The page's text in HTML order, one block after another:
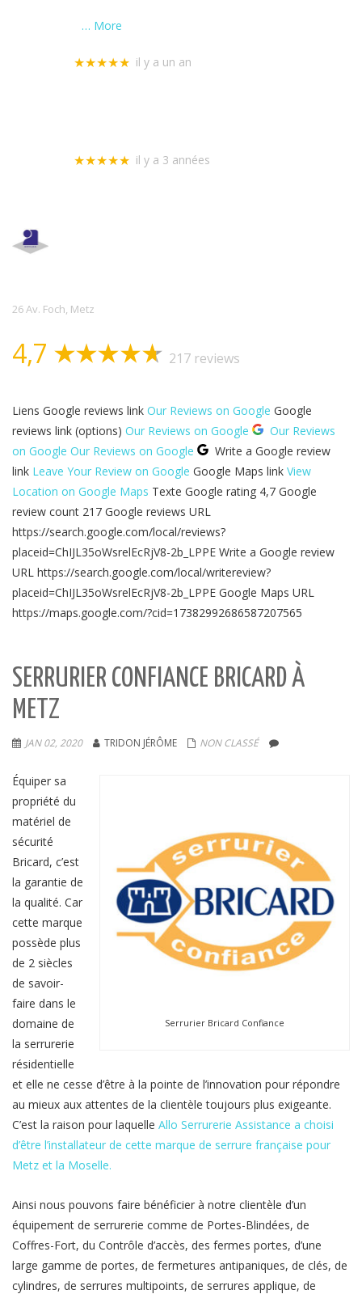
… More
★★★★★ il y a un an
★★★★★ il y a 3 années
26 Av. Foch, Metz
4,7 217 reviews
Liens Google reviews link Our Reviews on Google Google
reviews link (options) Our Reviews on Google
Our Reviews
on Google Our Reviews on Google
Write a Google review
link Leave Your Review on Google Google Maps link View
Location on Google Maps Texte Google rating 4,7 Google
review count 217 Google reviews URL
https://search.google.com/local/reviews?
placeid=ChIJL35oWsrelEcRjV8-2b_LPPE Write a Google review
URL https://search.google.com/local/writereview?
placeid=ChIJL35oWsrelEcRjV8-2b_LPPE Google Maps URL
https://maps.google.com/?cid=17382992686587207565
SERRURIER CONFIANCE BRICARD À
METZ
JAN 02, 2020 TRIDON JÉRÔME NON CLASSÉ
Serrurier Bricard Confiance
Équiper sa
propriété du
matériel de
sécurité
Bricard, c’est
la garantie de
la qualité. Car
cette marque
possède plus
de 2 siècles
de savoir-
faire dans le
domaine de
la serrurerie
résidentielle
et elle ne cesse d’être à la pointe de l’innovation pour répondre
au mieux aux attentes de la clientèle toujours plus exigeante.
C’est la raison pour laquelle Allo Serrurerie Assistance a choisi
d’être l’installateur de cette marque de serrure française pour
Metz et la Moselle.
Ainsi nous pouvons faire bénéficier à notre clientèle d’un
équipement de serrurerie comme de Portes-Blindées, de
Coffres-Fort, du Contrôle d’accès, des fermes portes, d’une
large gamme de portes, de fermetures antipaniques, de clés, de
cylindres, de serrures multipoints, de serrures applique, de